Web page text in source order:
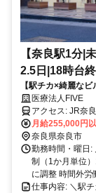
【奈良駅1分|
2.5日|18時台
【駅チカ×綺麗な
30代活躍｜一生活
医療法人FIVE
アクセス:
月給255,000円
奈良県奈良市
勤務時間・曜日
制（1か月単位
に調整 時間外
仕事内容: ＼駅